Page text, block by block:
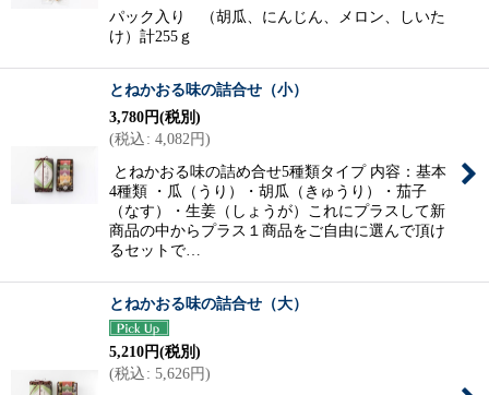
パック入り （胡瓜、にんじん、メロン、しいた
け）計255ｇ
とねかおる味の詰合せ（小）
3,780円(税別)
(税込: 4,082円)
とねかおる味の詰め合せ5種類タイプ 内容：基本
4種類 ・瓜（うり）・胡瓜（きゅうり）・茄子
（なす）・生姜（しょうが）これにプラスして新
商品の中からプラス１商品をご自由に選んで頂け
るセットで…
とねかおる味の詰合せ（大）
5,210円(税別)
(税込: 5,626円)